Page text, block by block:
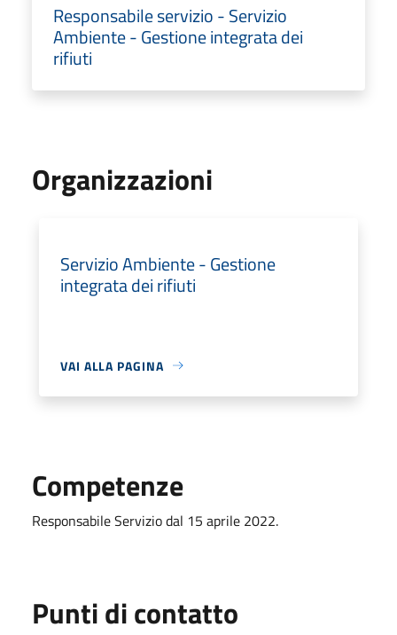
Responsabile servizio - Servizio
Ambiente - Gestione integrata dei
rifiuti
Organizzazioni
Servizio Ambiente - Gestione
integrata dei rifiuti
VAI ALLA PAGINA
Competenze
Responsabile Servizio dal 15 aprile 2022.
Punti di contatto